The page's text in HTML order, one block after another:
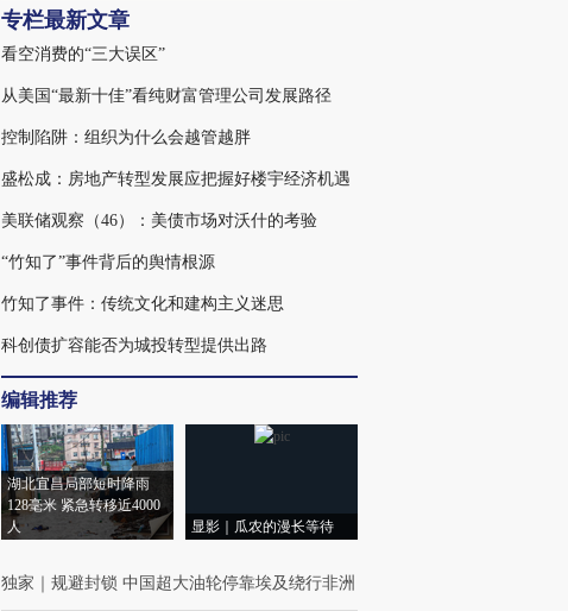
专栏最新文章
看空消费的“三大误区”
从美国“最新十佳”看纯财富管理公司发展路径
控制陷阱：组织为什么会越管越胖
盛松成：房地产转型发展应把握好楼宇经济机遇
美联储观察（46）：美债市场对沃什的考验
“竹知了”事件背后的舆情根源
竹知了事件：传统文化和建构主义迷思
科创债扩容能否为城投转型提供出路
编辑推荐
湖北宜昌局部短时降雨
128毫米 紧急转移近4000
人
显影｜瓜农的漫长等待
独家 规避封锁 中国超大油轮停靠埃及绕行非洲